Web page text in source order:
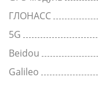
ГЛОНАСС
5G
Beidou
Galileo